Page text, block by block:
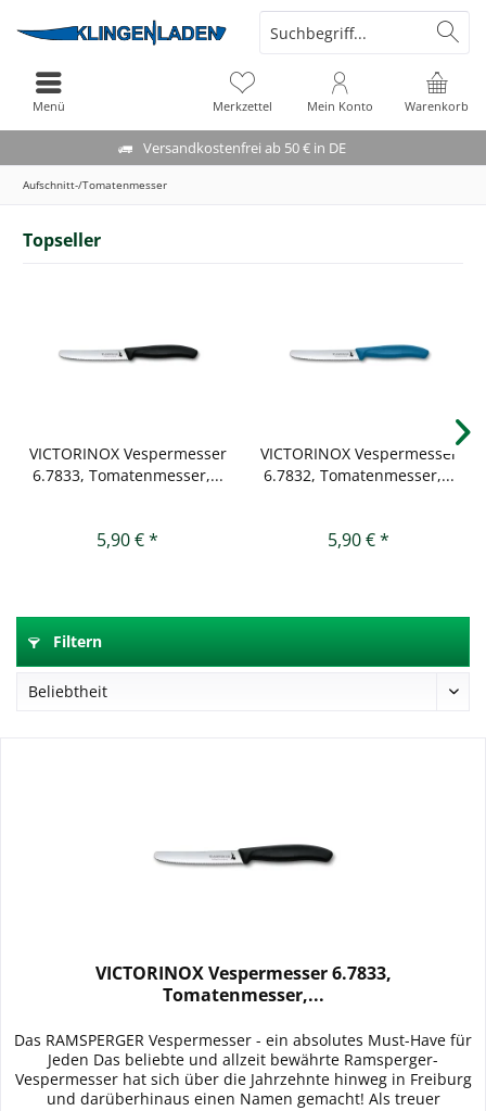
Versandkostenfrei ab 50 € in DE
Warenkorb
Merkzettel Mein Konto
Menü
Aufschnitt-/Tomatenmesser
Topseller
VICTORINOX Vespermesser
6.7833, Tomatenmesser,...
5,90 € *
VICTORINOX Vespermesser
6.7832, Tomatenmesser,...
5,90 € *
Filtern
VICTORINOX Vespermesser 6.7833,
Tomatenmesser,...
Das RAMSPERGER Vespermesser - ein absolutes Must-Have für
Jeden Das beliebte und allzeit bewährte Ramsperger-
Vespermesser hat sich über die Jahrzehnte hinweg in Freiburg
und darüberhinaus einen Namen gemacht! Als treuer